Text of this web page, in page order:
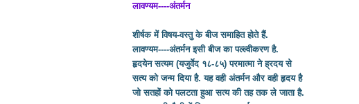
लावण्यम----अंतर्मन
शीर्षक में विषय-वस्तु के बीज समाहित होते हैं.
लावण्यम----अंतर्मन इसी बीज का पल्ल्वीकरण है.
हृदयेन सत्यम (यजुर्वेद १८-८५) परमात्मा ने ह्रदय से
सत्य को जन्म दिया है. यह वही अंतर्मन और वही हृदय है
जो सतहों को पलटता हुआ सत्य की तह तक ले जाता है.